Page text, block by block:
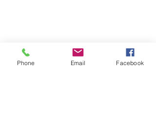
Phone Email Facebook